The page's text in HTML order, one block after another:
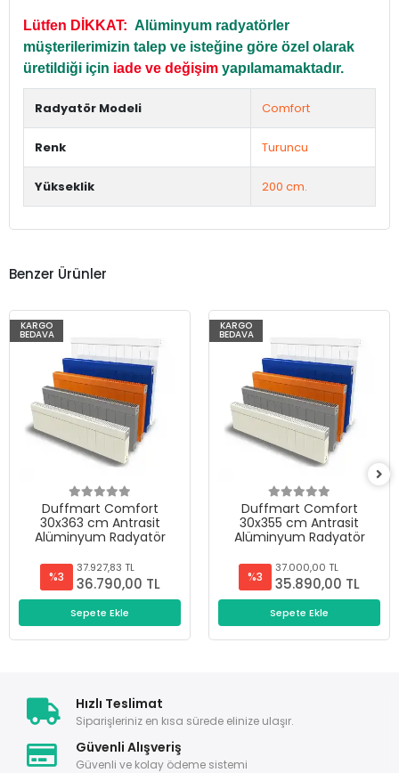
Lütfen DİKKAT: Alüminyum radyatörler
müşterilerimizin talep ve isteğine göre özel olarak
üretildiği için iade ve değişim yapılamamaktadır.
Radyatör Modeli Comfort
Renk Turuncu
Yükseklik 200 cm.
Benzer Ürünler
KARGO
BEDAVA
Duffmart Comfort
30x363 cm Antrasit
Alüminyum Radyatör
%3
37.927,83 TL
36.790,00 TL
Sepete Ekle
KARGO
BEDAVA
Duffmart Comfort
30x355 cm Antrasit
Alüminyum Radyatör
%3
37.000,00 TL
35.890,00 TL
Sepete Ekle
Hızlı Teslimat
Siparişleriniz en kısa sürede elinize ulaşır.
Güvenli Alışveriş
Güvenli ve kolay ödeme sistemi